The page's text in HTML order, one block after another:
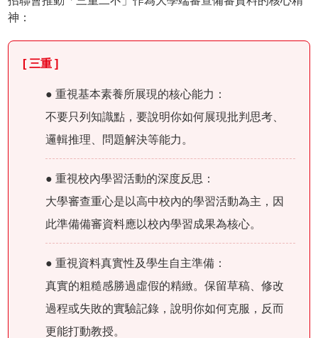
神：
[ 三重 ]
● 重視基本素養所展現的核心能力：
不要只列知識點，要說明你如何展現批判思考、
邏輯推理、問題解決等能力。
● 重視校內學習活動的深度反思：
大學審查重心是以高中校內的學習活動為主，因
此準備備審資料應以校內學習成果為核心。
● 重視資料真實性及學生自主準備：
真實的粗糙感勝過虛假的精緻。保留草稿、修改
過程或失敗的實驗記錄，說明你如何克服，反而
更能打動教授。